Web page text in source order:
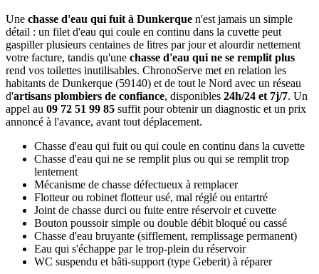
Une chasse d'eau qui fuit à Dunkerque n'est jamais un simple
détail : un filet d'eau qui coule en continu dans la cuvette peut
gaspiller plusieurs centaines de litres par jour et alourdir nettement
votre facture, tandis qu'une chasse d'eau qui ne se remplit plus
rend vos toilettes inutilisables. ChronoServe met en relation les
habitants de Dunkerque (59140) et de tout le Nord avec un réseau
d'artisans plombiers de confiance, disponibles 24h/24 et 7j/7. Un
appel au 09 72 51 99 85 suffit pour obtenir un diagnostic et un prix
annoncé à l'avance, avant tout déplacement.
Chasse d'eau qui fuit ou qui coule en continu dans la cuvette
Chasse d'eau qui ne se remplit plus ou qui se remplit trop
lentement
Mécanisme de chasse défectueux à remplacer
Flotteur ou robinet flotteur usé, mal réglé ou entartré
Joint de chasse durci ou fuite entre réservoir et cuvette
Bouton poussoir simple ou double débit bloqué ou cassé
Chasse d'eau bruyante (sifflement, remplissage permanent)
Eau qui s'échappe par le trop-plein du réservoir
WC suspendu et bâti-support (type Geberit) à réparer